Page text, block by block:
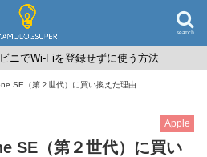
search
ニでWi-Fiを登録せずに使う方法
SE（第２世代）に買い換えた理由
Apple
SE（第２世代）に買い